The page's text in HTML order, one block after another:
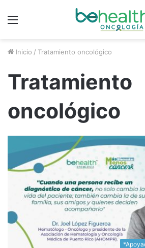
Inicio / Tratamiento oncológico
Tratamiento
oncológico